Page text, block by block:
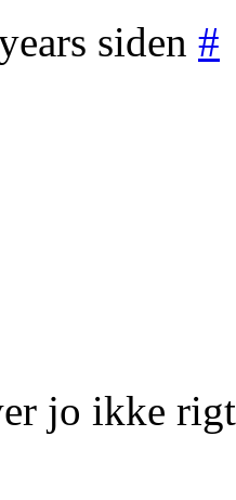
siden #
jo ikke